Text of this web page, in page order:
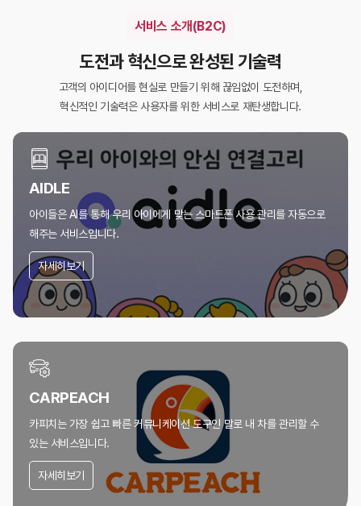
서비스 소개(B2C)
도전과 혁신으로 완성된 기술력
고객의 아이디어를 현실로 만들기 위해 끊임없이 도전하며,
혁신적인 기술력은 사용자를 위한 서비스로 재탄생합니다.
AIDLE
아이들은 AI를 통해 우리 아이에게 맞는 스마트폰 사용 관리를 자동으로
해주는 서비스입니다.
자세히보기
CARPEACH
카피치는 가장 쉽고 빠른 커뮤니케이션 도구인말로 내 차를 관리할 수
있는 서비스입니다.
자세히보기